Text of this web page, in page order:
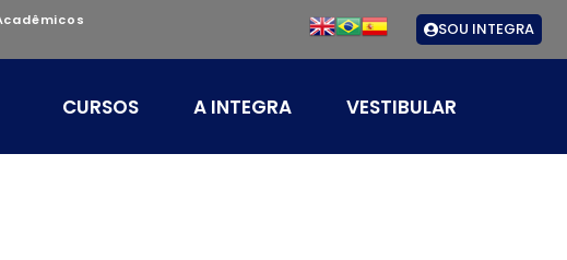
SOU INTEGRA
CURSOS A INTEGRA VESTIBULAR